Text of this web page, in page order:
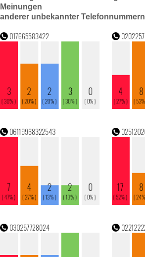
Meinungen
anderer unbekannter Telefonnummern